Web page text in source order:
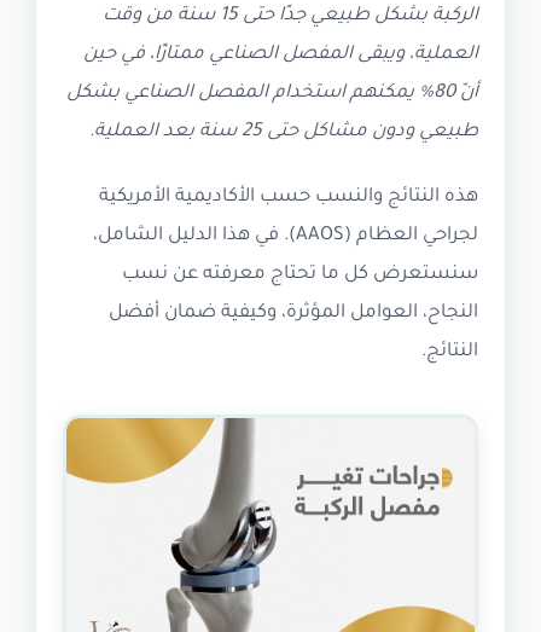
الركبة بشكل طبيعي جدًا حتى 15 سنة من وقت
العملية، ويبقى المفصل الصناعي ممتازًا، في حين
أنّ 80% يمكنهم استخدام المفصل الصناعي بشكل
طبيعي ودون مشاكل حتى 25 سنة بعد العملية.
هذه النتائج والنسب حسب الأكاديمية الأمريكية
لجراحي العظام (AAOS). في هذا الدليل الشامل،
سنستعرض كل ما تحتاج معرفته عن نسب
النجاح، العوامل المؤثرة، وكيفية ضمان أفضل
النتائج.